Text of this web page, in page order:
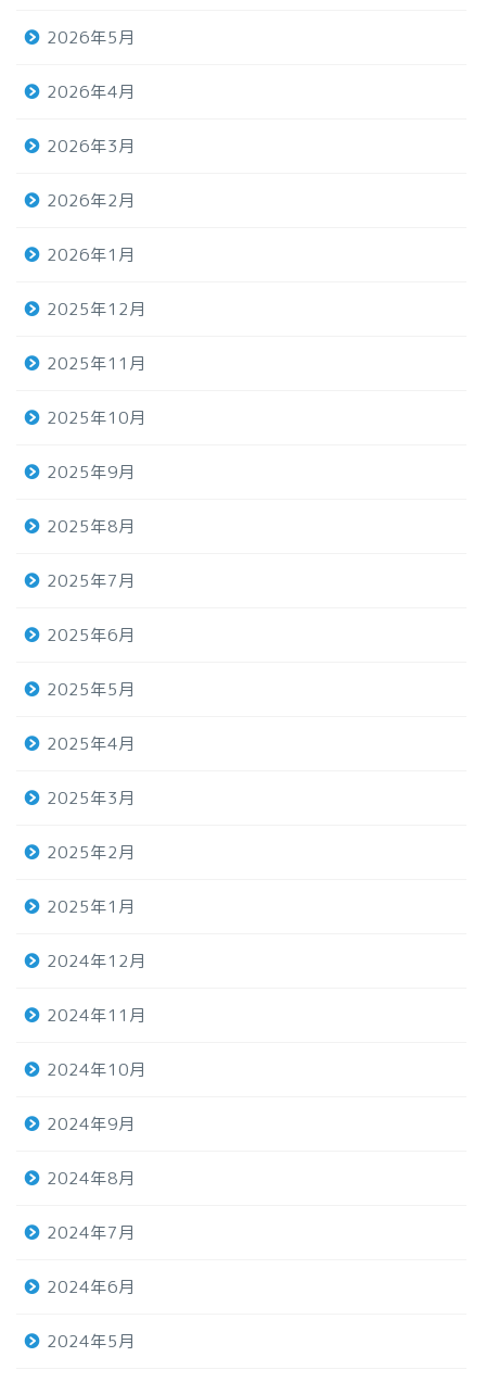
2026年5月
2026年4月
2026年3月
2026年2月
2026年1月
2025年12月
2025年11月
2025年10月
2025年9月
2025年8月
2025年7月
2025年6月
2025年5月
2025年4月
2025年3月
2025年2月
2025年1月
2024年12月
2024年11月
2024年10月
2024年9月
2024年8月
2024年7月
2024年6月
2024年5月